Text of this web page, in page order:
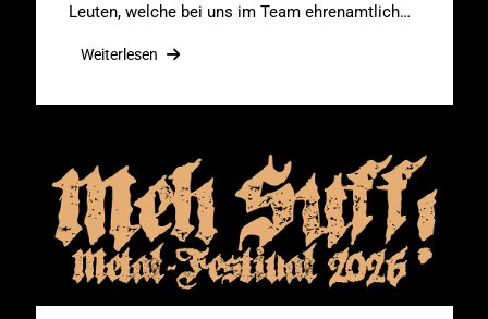
Leuten, welche bei uns im Team ehrenamtlich…
Weiterlesen